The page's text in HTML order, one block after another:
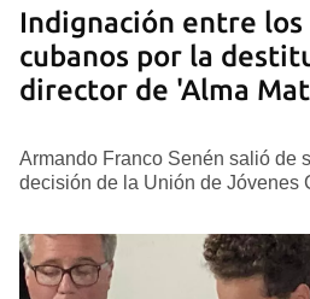
Indignación entre
cubanos por la
director de 'Alma
Armando Franco Senén salió de
decisión de la Unión de Jóvenes